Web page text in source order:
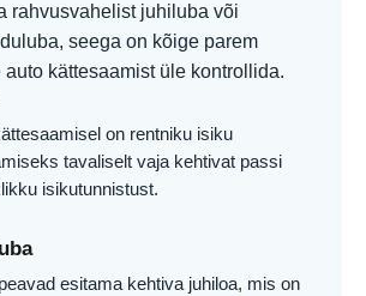
rahvusvahelist juhiluba või
seega on kõige parem
auto kättesaamist üle kontrollida.
on rentniku isiku
tavaliselt vaja kehtivat passi
isikutunnistust.
esitama kehtiva juhiloa, mis on